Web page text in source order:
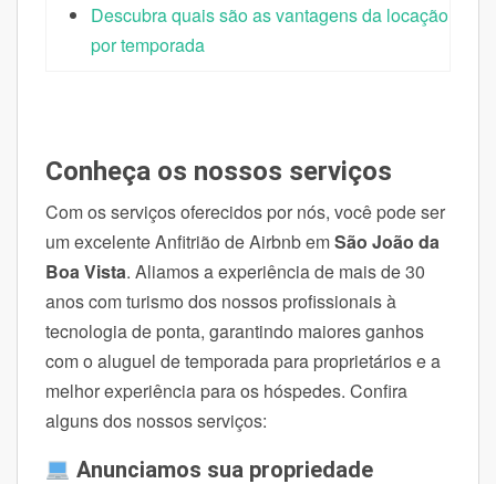
Descubra quais são as vantagens da locação
por temporada
Conheça os nossos serviços
Com os serviços oferecidos por nós, você pode ser
um excelente Anfitrião de Airbnb emSão João da
Boa Vista. Aliamos a experiência de mais de 30
anos com turismo dos nossos profissionais à
tecnologia de ponta, garantindo maiores ganhos
com o aluguel de temporada para proprietários e a
melhor experiência para os hóspedes. Confira
alguns dos nossos serviços:
Anunciamos sua propriedade